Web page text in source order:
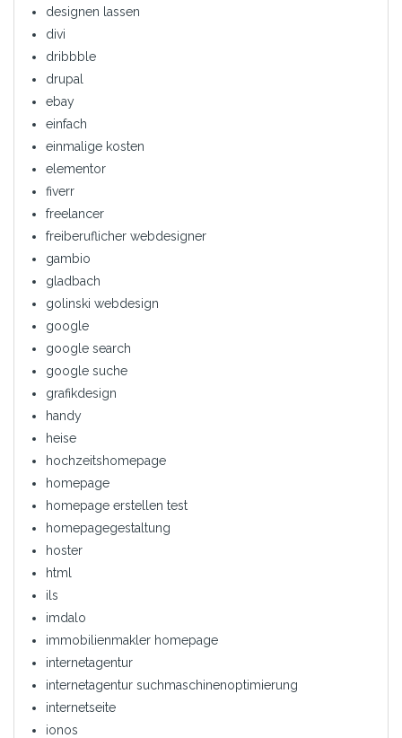
designen lassen
divi
dribbble
drupal
ebay
einfach
einmalige kosten
elementor
fiverr
freelancer
freiberuflicher webdesigner
gambio
gladbach
golinski webdesign
google
google search
google suche
grafikdesign
handy
heise
hochzeitshomepage
homepage
homepage erstellen test
homepagegestaltung
hoster
html
ils
imdalo
immobilienmakler homepage
internetagentur
internetagentur suchmaschinenoptimierung
internetseite
ionos